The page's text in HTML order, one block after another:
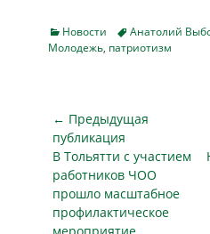
Categories
Новости TagsАнатолий
Молодежь, патриотизм
Навигация
по
записям
← Предыдущая
публикация
Предыдущая
публикация
В Тольятти с участием
работников ЧОО
прошло масштабное
профилактическое